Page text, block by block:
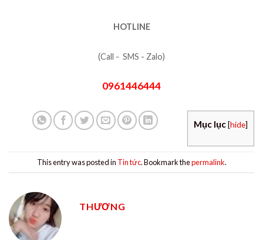
HOTLINE
(Call - SMS - Zalo)
0961446444
Mục lục[hide]
This entry was posted in Tin tức. Bookmark thepermalink.
THƯƠNG